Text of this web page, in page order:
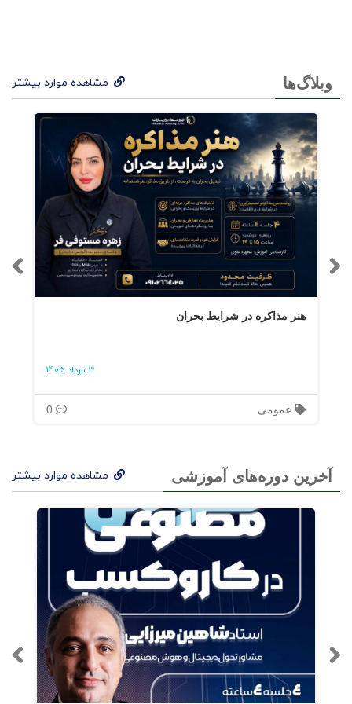
فهرست کتاب کارما (چاپ
سوم)
بخش یک
کارما؛معمای ودانی
اساس کارما
کارما به صورت حافظه
کارما یوگا و کالبد فیزیکی
کارما یوگا و کالبد ذهنی
کارما یوگا و کالبد انرژی
گفت و گوهای کارمایی
وبلاگ‌ها مشاهده موارد بیشتر
هنر مذاکره در شرایط بحران
3 مرداد 1405
عمومی
آخرین دوره‌های آموزشی مشاهده موارد بیشتر